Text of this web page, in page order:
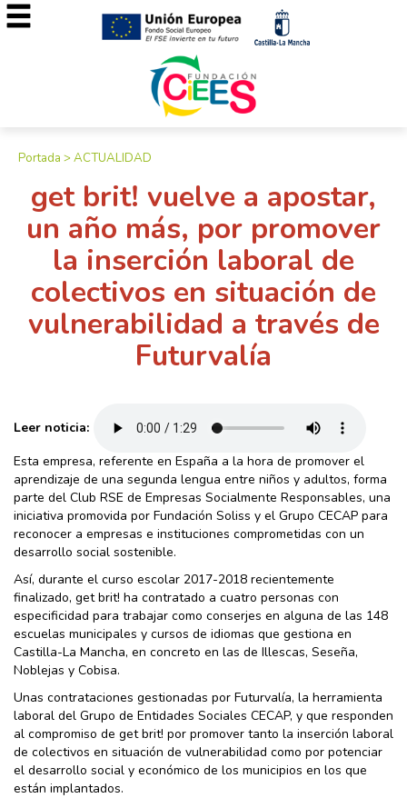
Portada >ACTUALIDAD
get brit! vuelve a apostar,
un año más, por promover
la inserción laboral de
colectivos en situación de
vulnerabilidad a través de
Futurvalía
Leer noticia:
Esta empresa, referente en España a la hora de promover el
aprendizaje de una segunda lengua entre niños y adultos, forma
parte del Club RSE de Empresas Socialmente Responsables, una
iniciativa promovida por Fundación Soliss y el Grupo CECAP para
reconocer a empresas e instituciones comprometidas con un
desarrollo social sostenible.
Así, durante el curso escolar 2017-2018 recientemente
finalizado, get brit! ha contratado a cuatro personas con
especificidad para trabajar como conserjes en alguna de las 148
escuelas municipales y cursos de idiomas que gestiona en
Castilla-La Mancha, en concreto en las de Illescas, Seseña,
Noblejas y Cobisa.
Unas contrataciones gestionadas por Futurvalía, la herramienta
laboral del Grupo de Entidades Sociales CECAP, y que responden
al compromiso de get brit! por promover tanto la inserción laboral
de colectivos en situación de vulnerabilidad como por potenciar
el desarrollo social y económico de los municipios en los que
están implantados.